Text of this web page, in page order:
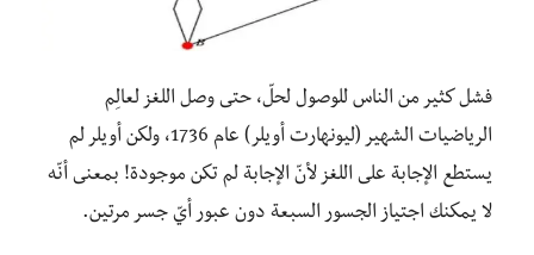
فشل كثير من الناس للوصول لحلّ، حتى وصل اللغز لعالِم
الرياضيات الشهير (ليونهارت أويلر) عام 1736، ولكن أويلر لم
يستطع الإجابة على اللغز لأنّ الإجابة لم تكن موجودة! بمعنى أنّه
لا يمكنك اجتياز الجسور السبعة دون عبور أيّ جسر مرتين.